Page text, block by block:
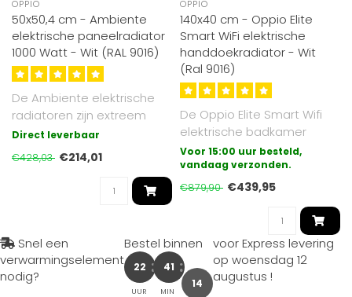
OPPIO
50x50,4 cm - Ambiente
elektrische paneelradiator
1000 Watt - Wit (RAL 9016)
De Ambiente elektrische
radiatoren zijn extreem
veilig, stil en eenvoudig te
Direct leverbaar
€428,03 €214,01
OPPIO
140x40 cm - Oppio Elite
Smart WiFi elektrische
handdoekradiator - Wit
(Ral 9016)
De Oppio Elite Smart Wifi
elektrische badkamer
radiator met draadloze
bediening ..
Voor 15:00 uur besteld,
vandaag verzonden.
€879,90 €439,95
Snel een
verwarmingselement
nodig?
Bestel binnen
22
UUR
41
MIN
12
voor Express levering
op woensdag 12
augustus !